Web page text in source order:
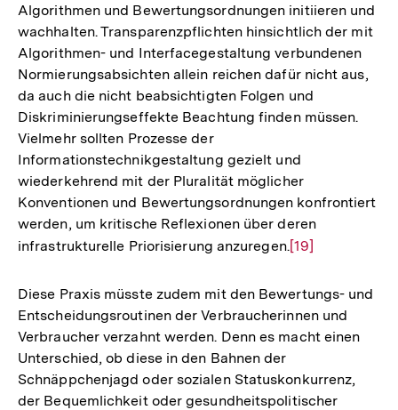
Algorithmen und Bewertungsordnungen initiieren und
wachhalten. Transparenzpflichten hinsichtlich der mit
Algorithmen- und Interfacegestaltung verbundenen
Normierungsabsichten allein reichen dafür nicht aus,
da auch die nicht beabsichtigten Folgen und
Diskriminierungseffekte Beachtung finden müssen.
Vielmehr sollten Prozesse der
Informationstechnikgestaltung gezielt und
wiederkehrend mit der Pluralität möglicher
Konventionen und Bewertungsordnungen konfrontiert
werden, um kritische Reflexionen über deren
infrastrukturelle Priorisierung anzuregen.Zur
der
Fußnote
[19]
Diese Praxis müsste zudem mit den Bewertungs- und
Entscheidungsroutinen der Verbraucherinnen und
Verbraucher verzahnt werden. Denn es macht einen
Unterschied, ob diese in den Bahnen der
Schnäppchenjagd oder sozialen Statuskonkurrenz,
der Bequemlichkeit oder gesundheitspolitischer